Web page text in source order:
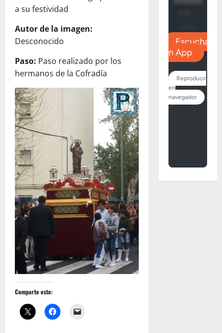
a su festividad
Autor de la imagen:
Desconocido
Paso: Paso realizado por los
hermanos de la Cofradía
Comparte esto: